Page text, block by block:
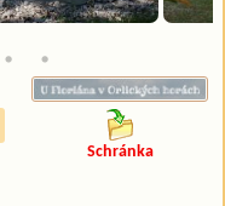
Schránka